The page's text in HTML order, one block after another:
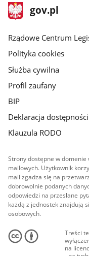
stopka
gov.plStrona
gov.pl
Rządowe Centrum
Polityka cookies
Służba cywilna
Profil zaufany
BIP
Deklaracja
Klauzula RODO
Strony dostępne w
mailowych. Użytkownik
mail zgadza się na
dobrowolnie podanych
odpowiedzi na przesłane
każdą z jednostek znajdują
osobowych.
Treści
na